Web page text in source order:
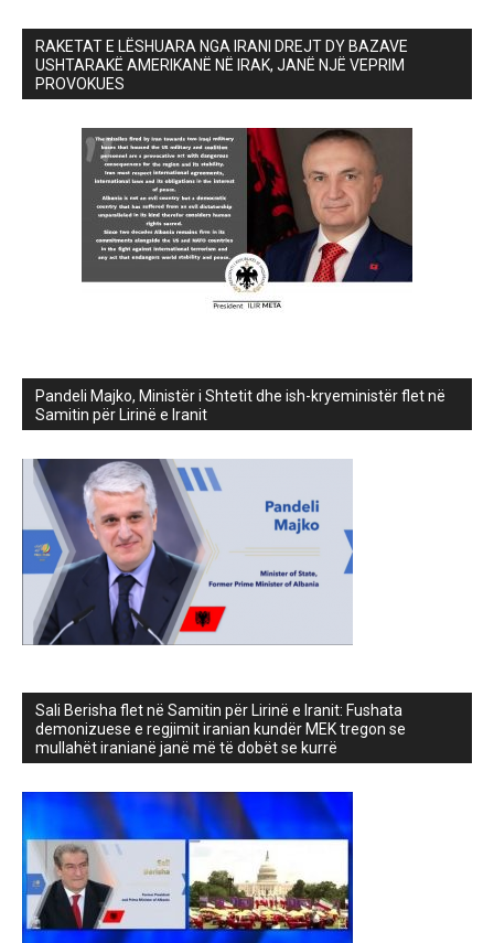
RAKETAT E LËSHUARA NGA IRANI DREJT DY BAZAVE
USHTARAKË AMERIKANË NË IRAK, JANË NJË VEPRIM
PROVOKUES
Pandeli Majko, Ministër i Shtetit dhe ish-kryeministër flet në
Samitin për Lirinë e Iranit
Sali Berisha flet në Samitin për Lirinë e Iranit: Fushata
demonizuese e regjimit iranian kundër MEK tregon se
mullahët iranianë janë më të dobët se kurrë